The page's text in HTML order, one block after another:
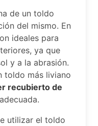
de un toldo
del mismo. En
ideales para
ya que
y a la abrasión.
toldo más liviano
recubierto de
utilizar el toldo